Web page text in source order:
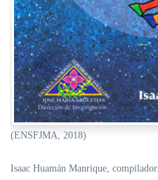
(ENSFJMA, 2018)
Isaac Huamán Manrique, compilador.